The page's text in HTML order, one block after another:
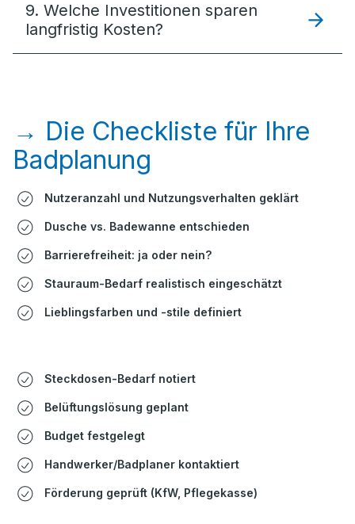
9. Welche Investitionen sparen
langfristig Kosten?
→ Die Checkliste für Ihre
Badplanung
Nutzeranzahl und Nutzungsverhalten geklärt
Dusche vs. Badewanne entschieden
Barrierefreiheit: ja oder nein?
Stauraum-Bedarf realistisch eingeschätzt
Lieblingsfarben und -stile definiert
Steckdosen-Bedarf notiert
Belüftungslösung geplant
Budget festgelegt
Handwerker/Badplaner kontaktiert
Förderung geprüft (KfW, Pflegekasse)